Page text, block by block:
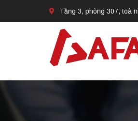
Tầng 3, phòng 307, toà